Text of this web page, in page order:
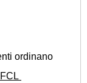
ordinano